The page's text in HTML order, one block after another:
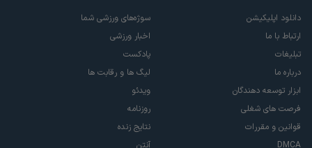
دانلود اپلیکیشن
ارتباط با ما
تبلیغات
درباره ما
ابزار توسعه دهندگان
فرصت های شغلی
قوانین و مقررات
سوژه‌های ورزشی شما
اخبار ورزشی
پادکست
لیگ ها و رقابت ها
ویدئو
روزنامه
نتایج زنده